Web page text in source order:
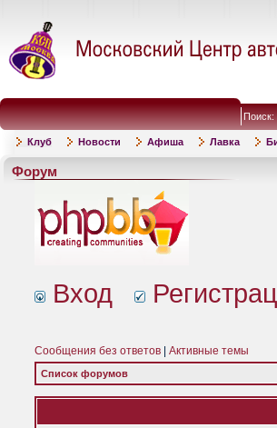
Клуб Новости Афиша Лавка
Форум
Вход
Сообщения без ответов Активные темы
Список форумов